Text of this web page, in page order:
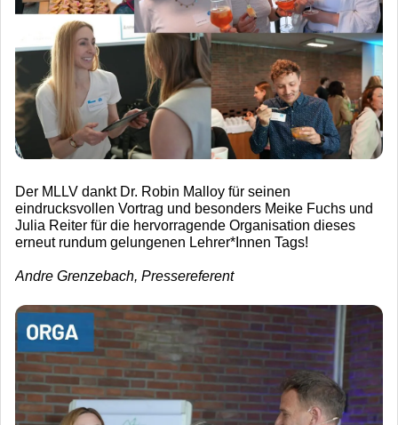
Der MLLV dankt Dr. Robin Malloy für seinen
eindrucksvollen Vortrag und besonders Meike Fuchs und
Julia Reiter für die hervorragende Organisation dieses
erneut rundum gelungenen Lehrer*Innen Tags!
Andre Grenzebach, Pressereferent